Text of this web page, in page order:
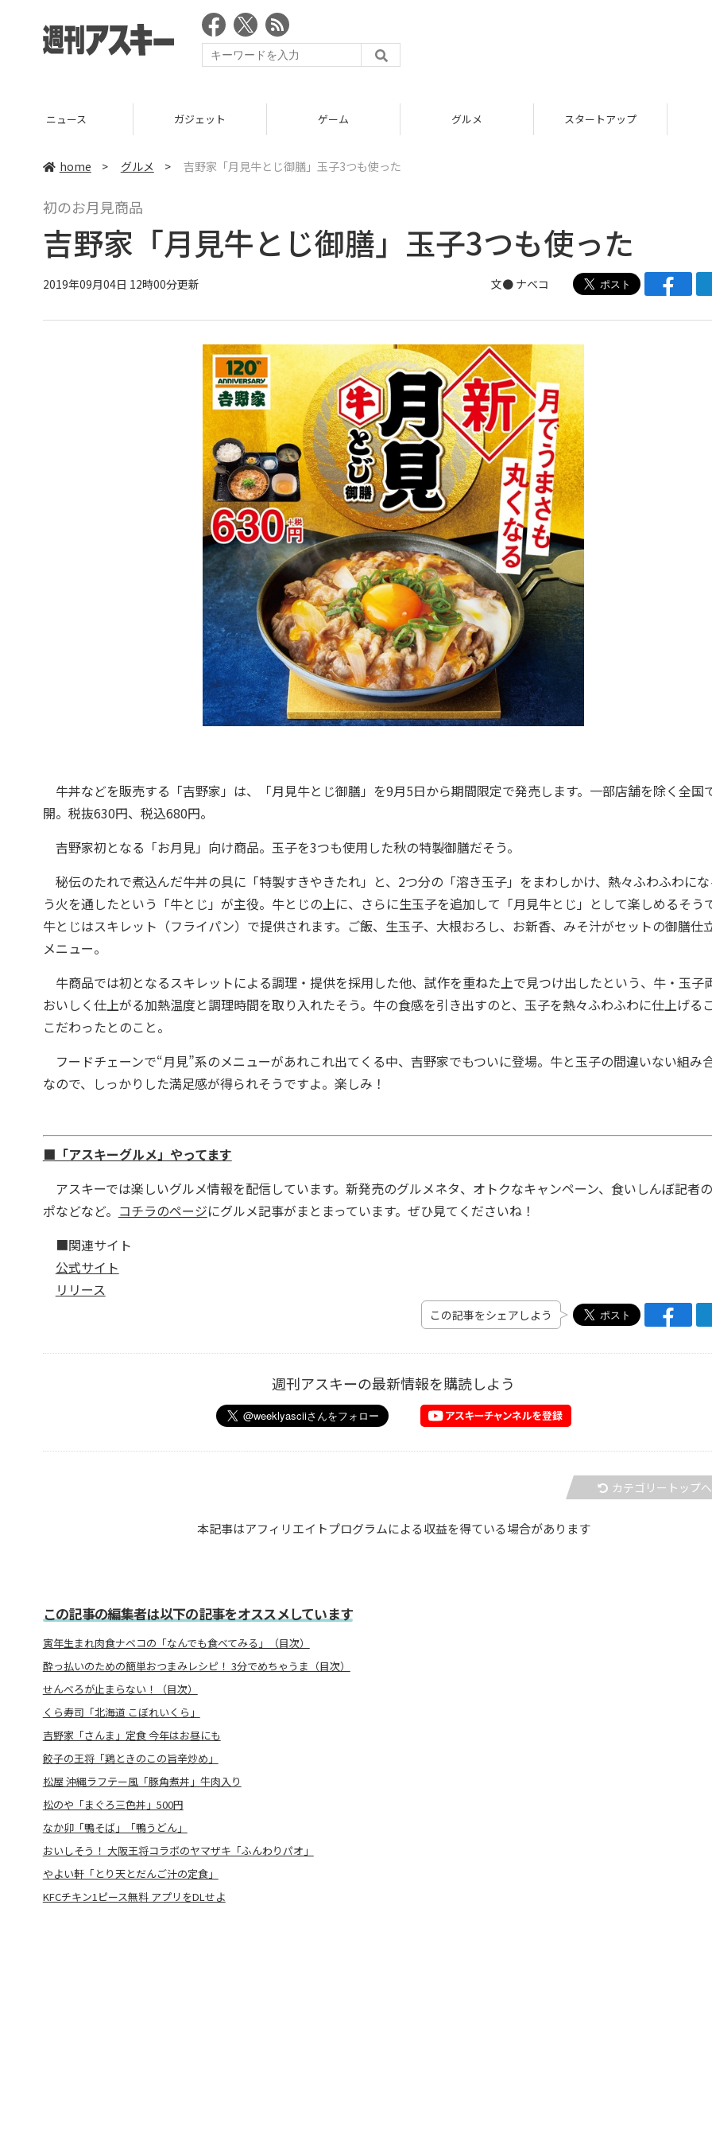
ニュース ガジェット ゲーム グルメ スタートアップ
home > グルメ > 吉野家「月見牛とじ御膳」玉子3つも使った
初のお月見商品
吉野家「月見牛とじ御膳」玉子3つも使った
2019年09月04日 12時00分更新 文● ナベコ
牛丼などを販売する「吉野家」は、「月見牛とじ御膳」を9月5日から期間限定で発売します。一部店舗を除く全国
開。税抜630円、税込680円。
吉野家初となる「お月見」向け商品。玉子を3つも使用した秋の特製御膳だそう。
秘伝のたれで煮込んだ牛丼の具に「特製すきやきたれ」と、2つ分の「溶き玉子」をまわしかけ、熱々ふわふわに
う火を通したという「牛とじ」が主役。牛とじの上に、さらに生玉子を追加して「月見牛とじ」として楽しめるそう
牛とじはスキレット（フライパン）で提供されます。ご飯、生玉子、大根おろし、お新香、みそ汁がセットの御膳仕
メニュー。
牛商品では初となるスキレットによる調理・提供を採用した他、試作を重ねた上で見つけ出したという、牛・玉子
おいしく仕上がる加熱温度と調理時間を取り入れたそう。牛の食感を引き出すのと、玉子を熱々ふわふわに仕上げる
こだわったとのこと。
フードチェーンで“月見”系のメニューがあれこれ出てくる中、吉野家でもついに登場。牛と玉子の間違いない組み
なので、しっかりした満足感が得られそうですよ。楽しみ！
■「アスキーグルメ」やってます
アスキーでは楽しいグルメ情報を配信しています。新発売のグルメネタ、オトクなキャンペーン、食いしんぼ記者
ポなどなど。 コチラのページにグルメ記事がまとまっています。ぜひ見てくださいね！
■関連サイト
公式サイト
リリース
この記事をシェアしよう
週刊アスキーの最新情報を購読しよう
カテゴリートップへ
本記事はアフィリエイトプログラムによる収益を得ている場合があります
この記事の編集者は以下の記事をオススメしています
寅年生まれ肉食ナベコの「なんでも食べてみる」（目次）
酔っ払いのための簡単おつまみレシピ！ 3分でめちゃうま（目次）
せんべろが止まらない！（目次）
くら寿司「北海道 こぼれいくら」
吉野家「さんま」定食 今年はお昼にも
餃子の王将「鶏ときのこの旨辛炒め」
松屋 沖縄ラフテー風「豚角煮丼」牛肉入り
松のや「まぐろ三色丼」500円
なか卯「鴨そば」「鴨うどん」
おいしそう！ 大阪王将コラボのヤマザキ「ふんわりパオ」
やよい軒「とり天とだんご汁の定食」
KFCチキン1ピース無料 アプリをDLせよ